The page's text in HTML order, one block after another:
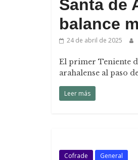
Santa de
balance
24 de abril de 2025
El primer Teniente
arahalense al paso
Leer más
Cofrade General